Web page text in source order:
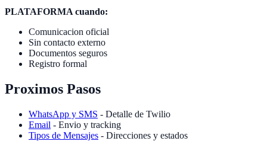
PLATAFORMA cuando:
Comunicacion oficial
Sin contacto externo
Documentos seguros
Registro formal
Proximos Pasos
WhatsApp y SMS - Detalle de Twilio
Email - Envio y tracking
Tipos de Mensajes - Direcciones y estados